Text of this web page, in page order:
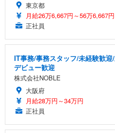
東京都
月給26万6,667円～56万6,667円
正社員
IT事務/事務スタッフ/未経験歓
デビュー歓迎
株式会社NOBLE
大阪府
月給28万円～34万円
正社員